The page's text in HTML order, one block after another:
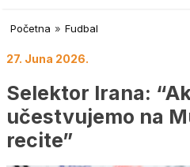
Početna » Fudbal
27. Juna 2026.
Selektor Irana:
učestvujemo na
recite”